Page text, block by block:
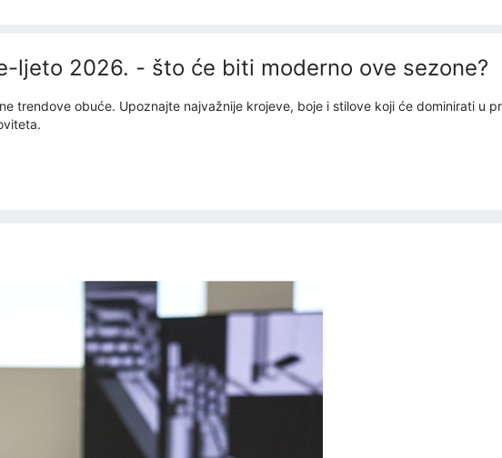
ljeto 2026. - što će biti moderno ove sezone?
trendove obuće. Upoznajte najvažnije krojeve, boje i stilove koji će dominirati u